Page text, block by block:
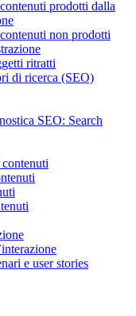
prodotti dalla
non prodotti
ritratti
di ricerca (SEO)
SEO: Search
e user stories